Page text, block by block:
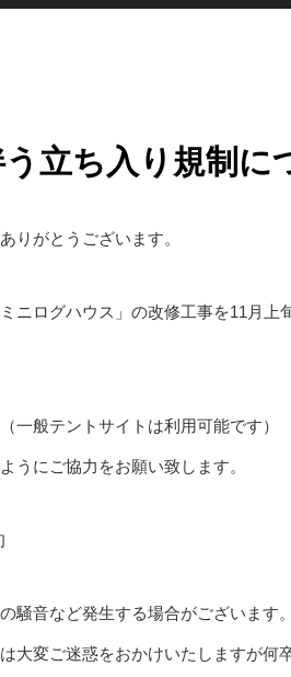
立ち入り規制に
りがとうございます。
ニログハウス」の改修工事を11月上
一般テントサイトは利用可能です）
うにご協力をお願い致します。
騒音など発生する場合がございます。
大変ご迷惑をおかけいたしますが何